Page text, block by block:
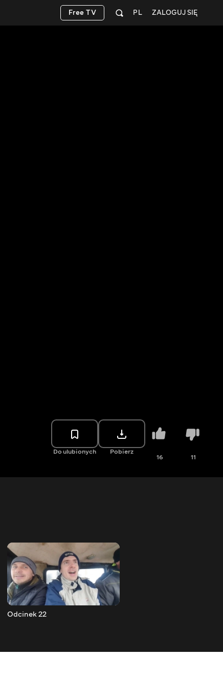
ZALOGUJ SIĘ
PL
Free TV
Do ulubionych Pobierz
16 11
Odcinek 22